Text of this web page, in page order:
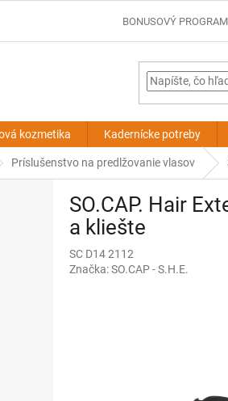
BONUSOVÝ PROGRAM
kozmetika Kadernícke potreby
Príslušenstvo na predlžovanie vlasov
SO.CAP. Hair
a kliešte
SC D14 2112
Značka:SO.CAP - S.H.E.